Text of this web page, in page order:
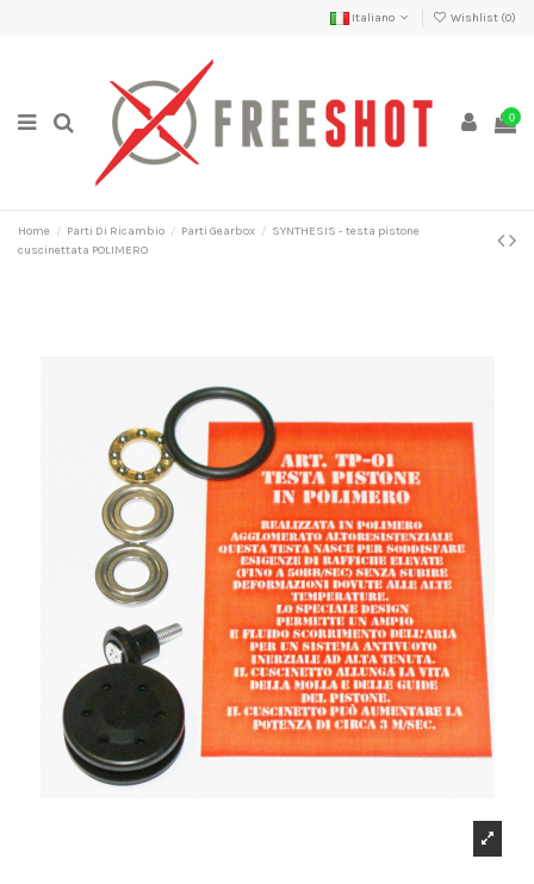
Italiano Wishlist (0)
0
Home Parti Di Ricambio Parti Gearbox
SYNTHESIS - testa pistone
cuscinettata POLIMERO